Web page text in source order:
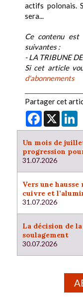
actifs polonais.
sera...
Ce contenu est
suivantes :
- LA TRIBUNE
Si cet article
d'abonnements
Partager cet
Facebook
X
Un mois de
progression
31.07.2026
Vers une
cuivre et
31.07.2026
La décision de
soulagement
30.07.2026